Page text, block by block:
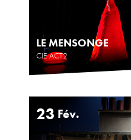
LE MENSONGE
CIE ACT2
23 Fév.